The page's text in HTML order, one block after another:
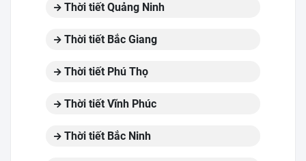
Thời tiết Quảng Ninh
Thời tiết Bắc Giang
Thời tiết Phú Thọ
Thời tiết Vĩnh Phúc
Thời tiết Bắc Ninh